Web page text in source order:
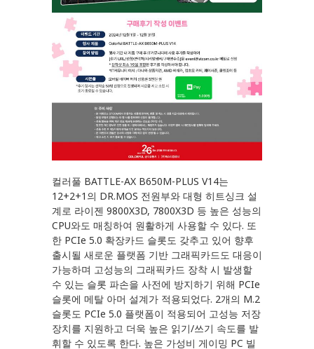
컬러풀 BATTLE-AX B650M-PLUS V14는
12+2+1의 DR.MOS 전원부와 대형 히트싱크 설
계로 라이젠 9800X3D, 7800X3D 등 높은 성능의
CPU와도 매칭하여 원활하게 사용할 수 있다. 또
한 PCIe 5.0 확장카드 슬롯도 갖추고 있어 향후
출시될 새로운 플랫폼 기반 그래픽카드도 대응이
가능하며 고성능의 그래픽카드 장착 시 발생할
수 있는 슬롯 파손을 사전에 방지하기 위해 PCIe
슬롯에 메탈 아머 설계가 적용되었다. 2개의 M.2
슬롯도 PCIe 5.0 플랫폼이 적용되어 고성능 저장
장치를 지원하고 더욱 높은 읽기/쓰기 속도를 발
휘할 수 있도록 한다. 높은 가성비 게이밍 PC 빌